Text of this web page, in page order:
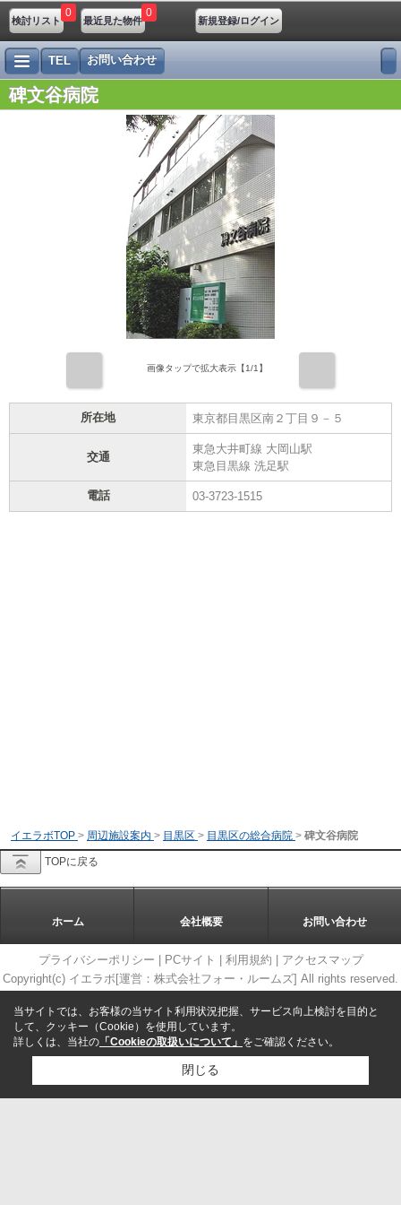
検討リスト
0
最近見た物件
0
新規登録/ログイン
TEL お問い合わせ
碑文谷病院
画像タップで拡大表示【1/1】
所在地 東京都目黒区南２丁目９－５
交通
東急大井町線 大岡山駅
東急目黒線 洗足駅
電話 03-3723-1515
イエラボTOP > 周辺施設案内 > 目黒区 > 目黒区の総合病院 > 碑文谷病院
TOPに戻る
ホーム 会社概要 お問い合わせ
プライバシーポリシー PCサイト 利用規約
アクセスマップ
Copyright(c) イエラボ[運営：株式会社フォー・ルームズ] All rights reserved.
当サイトでは、お客様の当サイト利用状況把握、サービス向上検討を目的と
して、クッキー（Cookie）を使用しています。
詳しくは、当社の 「Cookieの取扱いについて」 をご確認ください。
閉じる